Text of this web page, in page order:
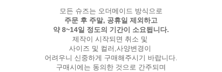
모든 슈즈는 오더메이드 방식으로
주문 후 주말, 공휴일 제외하고
약 8~14일 정도의 기간이 소요됩니다.
제작이 시작되면 취소 및
사이즈 및 컬러,사양변경이
어려우니 신중하게 구매해주시기 바랍니다.
구매시에는 동의한 것으로 간주되며